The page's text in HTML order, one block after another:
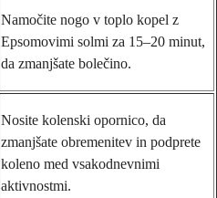
Namočite nogo v toplo kopel z
Epsomovimi solmi za 15–20 minut,
da zmanjšate bolečino.
Nosite kolenski opornico, da
zmanjšate obremenitev in podprete
koleno med vsakodnevnimi
aktivnostmi.